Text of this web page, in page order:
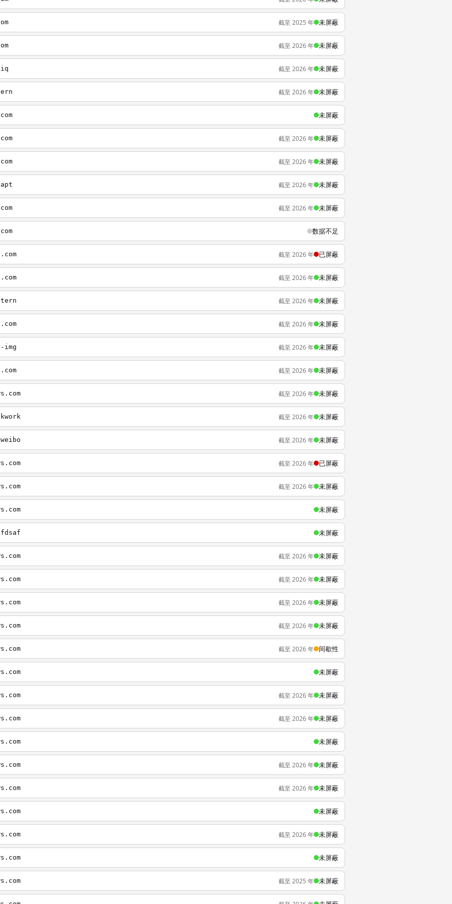
截至 2025 年 未屏蔽
截至 2026 年 未屏蔽
截至 2026 年 未屏蔽
截至 2026 年 未屏蔽
未屏蔽
截至 2026 年 未屏蔽
截至 2026 年 未屏蔽
截至 2026 年 未屏蔽
截至 2026 年 未屏蔽
数据不足
截至 2026 年 已屏蔽
截至 2026 年 未屏蔽
截至 2026 年 未屏蔽
截至 2026 年 未屏蔽
img 截至 2026 年 未屏蔽
截至 2026 年 未屏蔽
截至 2026 年 未屏蔽
截至 2026 年 未屏蔽
截至 2026 年 未屏蔽
截至 2026 年 已屏蔽
截至 2026 年 未屏蔽
未屏蔽
未屏蔽
截至 2026 年 未屏蔽
截至 2026 年 未屏蔽
截至 2026 年 未屏蔽
截至 2026 年 未屏蔽
截至 2026 年 间歇性
未屏蔽
截至 2026 年 未屏蔽
截至 2026 年 未屏蔽
未屏蔽
截至 2026 年 未屏蔽
截至 2026 年 未屏蔽
未屏蔽
截至 2026 年 未屏蔽
未屏蔽
截至 2025 年 未屏蔽